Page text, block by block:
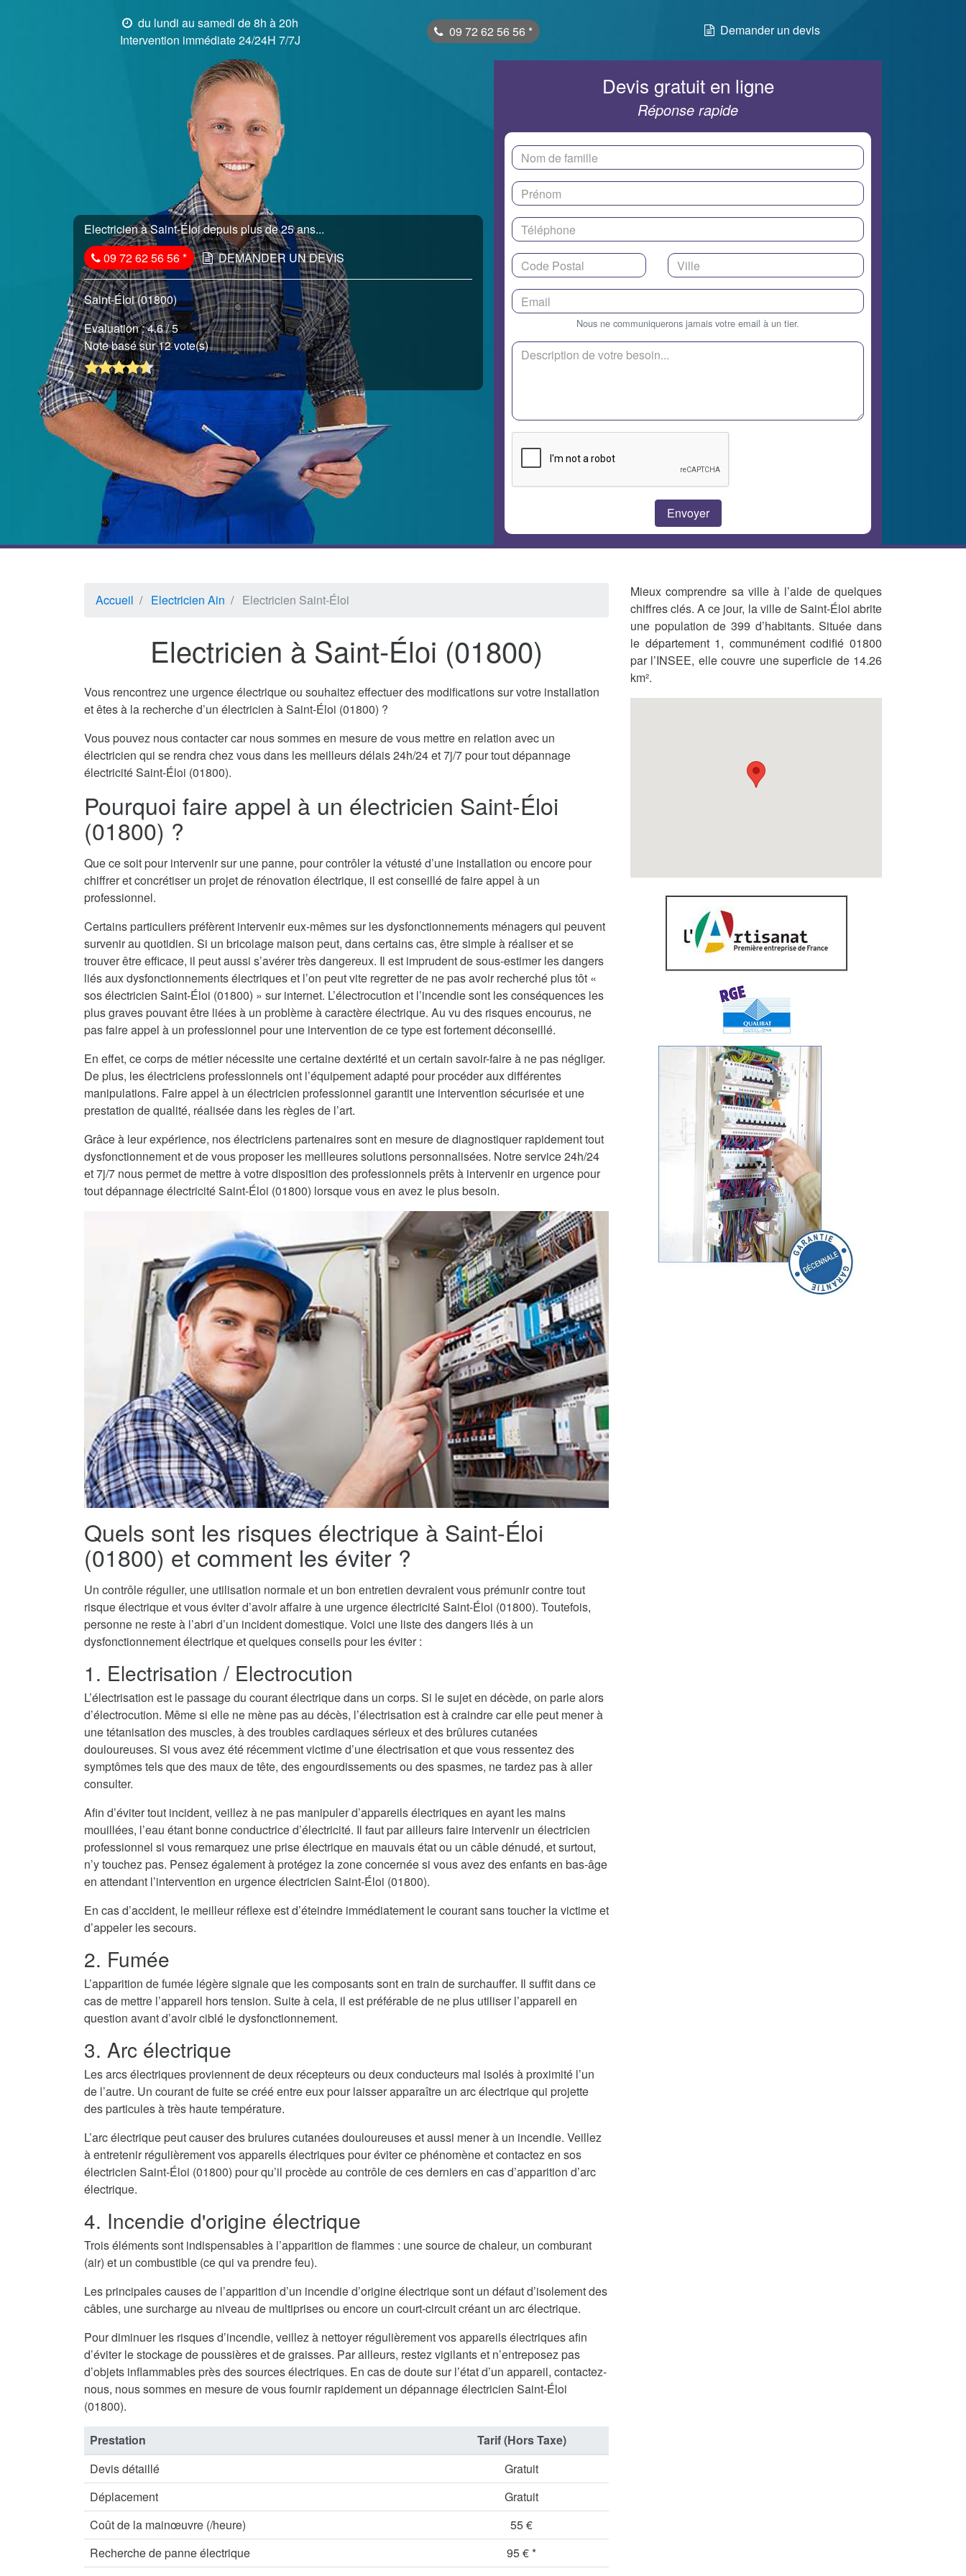
du lundi au samedi de 8h à 20h
Intervention immédiate 24/24H 7/7J
09 72 62 56 56 * Demander un devis
Electricien à Saint-Éloi depuis plus de 25 ans...
09 72 62 56 56* DEMANDER UN DEVIS
Saint-Éloi (01800)
Evaluation :4.6/ 5
Note basé sur 12 vote(s)
Devis gratuit en ligne
Réponse rapide
Nous ne communiquerons jamais votre email à un tier.
Accueil Electricien Ain Electricien Saint-Éloi
Electricien à Saint-Éloi (01800)
Vous rencontrez une urgence électrique ou souhaitez effectuer des modifications sur votre installation
et êtes à la recherche d’un électricien à Saint-Éloi (01800) ?
Vous pouvez nous contacter car nous sommes en mesure de vous mettre en relation avec un
électricien qui se rendra chez vous dans les meilleurs délais 24h/24 et 7j/7 pour tout dépannage
électricité Saint-Éloi (01800).
Pourquoi faire appel à un électricien Saint-Éloi
(01800) ?
Que ce soit pour intervenir sur une panne, pour contrôler la vétusté d’une installation ou encore pour
chiffrer et concrétiser un projet de rénovation électrique, il est conseillé de faire appel à un
professionnel.
Certains particuliers préfèrent intervenir eux-mêmes sur les dysfonctionnements ménagers qui peuvent
survenir au quotidien. Si un bricolage maison peut, dans certains cas, être simple à réaliser et se
trouver être efficace, il peut aussi s’avérer très dangereux. Il est imprudent de sous-estimer les dangers
liés aux dysfonctionnements électriques et l’on peut vite regretter de ne pas avoir recherché plus tôt «
sos électricien Saint-Éloi (01800) » sur internet. L’électrocution et l’incendie sont les conséquences les
plus graves pouvant être liées à un problème à caractère électrique. Au vu des risques encourus, ne
pas faire appel à un professionnel pour une intervention de ce type est fortement déconseillé.
En effet, ce corps de métier nécessite une certaine dextérité et un certain savoir-faire à ne pas négliger.
De plus, les électriciens professionnels ont l’équipement adapté pour procéder aux différentes
manipulations. Faire appel à un électricien professionnel garantit une intervention sécurisée et une
prestation de qualité, réalisée dans les règles de l’art.
Grâce à leur expérience, nos électriciens partenaires sont en mesure de diagnostiquer rapidement tout
dysfonctionnement et de vous proposer les meilleures solutions personnalisées. Notre service 24h/24
et 7j/7 nous permet de mettre à votre disposition des professionnels prêts à intervenir en urgence pour
tout dépannage électricité Saint-Éloi (01800) lorsque vous en avez le plus besoin.
Quels sont les risques électrique à Saint-Éloi
(01800) et comment les éviter ?
Un contrôle régulier, une utilisation normale et un bon entretien devraient vous prémunir contre tout
risque électrique et vous éviter d’avoir affaire à une urgence électricité Saint-Éloi (01800). Toutefois,
personne ne reste à l’abri d’un incident domestique. Voici une liste des dangers liés à un
dysfonctionnement électrique et quelques conseils pour les éviter :
1. Electrisation / Electrocution
L’électrisation est le passage du courant électrique dans un corps. Si le sujet en décède, on parle alors
d’électrocution. Même si elle ne mène pas au décès, l’électrisation est à craindre car elle peut mener à
une tétanisation des muscles, à des troubles cardiaques sérieux et des brûlures cutanées
douloureuses. Si vous avez été récemment victime d’une électrisation et que vous ressentez des
symptômes tels que des maux de tête, des engourdissements ou des spasmes, ne tardez pas à aller
consulter.
Afin d’éviter tout incident, veillez à ne pas manipuler d’appareils électriques en ayant les mains
mouillées, l’eau étant bonne conductrice d’électricité. Il faut par ailleurs faire intervenir un électricien
professionnel si vous remarquez une prise électrique en mauvais état ou un câble dénudé, et surtout,
n’y touchez pas. Pensez également à protégez la zone concernée si vous avez des enfants en bas-âge
en attendant l’intervention en urgence électricien Saint-Éloi (01800).
En cas d’accident, le meilleur réflexe est d’éteindre immédiatement le courant sans toucher la victime et
d’appeler les secours.
2. Fumée
L’apparition de fumée légère signale que les composants sont en train de surchauffer. Il suffit dans ce
cas de mettre l’appareil hors tension. Suite à cela, il est préférable de ne plus utiliser l’appareil en
question avant d’avoir ciblé le dysfonctionnement.
3. Arc électrique
Les arcs électriques proviennent de deux récepteurs ou deux conducteurs mal isolés à proximité l’un
de l’autre. Un courant de fuite se créé entre eux pour laisser apparaître un arc électrique qui projette
des particules à très haute température.
L’arc électrique peut causer des brulures cutanées douloureuses et aussi mener à un incendie. Veillez
à entretenir régulièrement vos appareils électriques pour éviter ce phénomène et contactez en sos
électricien Saint-Éloi (01800) pour qu’il procède au contrôle de ces derniers en cas d’apparition d’arc
électrique.
4. Incendie d'origine électrique
Trois éléments sont indispensables à l’apparition de flammes : une source de chaleur, un comburant
(air) et un combustible (ce qui va prendre feu).
Les principales causes de l’apparition d’un incendie d’origine électrique sont un défaut d’isolement des
câbles, une surcharge au niveau de multiprises ou encore un court-circuit créant un arc électrique.
Pour diminuer les risques d’incendie, veillez à nettoyer régulièrement vos appareils électriques afin
d’éviter le stockage de poussières et de graisses. Par ailleurs, restez vigilants et n’entreposez pas
d’objets inflammables près des sources électriques. En cas de doute sur l’état d’un appareil, contactez-
nous, nous sommes en mesure de vous fournir rapidement un dépannage électricien Saint-Éloi
(01800).
Prestation
Tarif (Hors Taxe)
Devis détaillé
Gratuit
Déplacement
Gratuit
Coût de la mainœuvre (/heure)
55 €
Recherche de panne électrique
95 € *
Mieux comprendre sa ville à l’aide de quelques
chiffres clés. A ce jour, la ville de Saint-Éloi abrite
une population de 399 d’habitants. Située dans
le département 1, communément codifié 01800
par l’INSEE, elle couvre une superficie de 14.26
km².